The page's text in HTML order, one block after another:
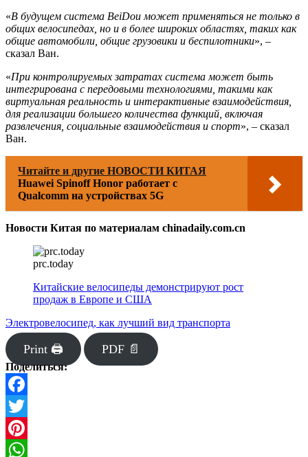
«В будущем система BeiDou может применяться не только в
общих велосипедах, но и в более широких областях, таких как
общие автомобили, общие грузовики и беспилотники», –
сказал Ван.
«При контролируемых затратах система может быть
интегрирована с передовыми технологиями, такими как
виртуальная реальность и интерактивные взаимодействия,
для реализации большего количества функций, включая
развлечения, социальные взаимодействия и спорт», – сказал
Ван.
Читайте и другие НОВОСТИ КИТАЯ
Huawei Spinoff Honor работает с
Qualcomm на устройствах 5G
Новости Китая по материалам chinadaily.com.cn
prc.today
Китайские велосипеды демонстрируют рост
продаж в Европе и США
Электровелосипед, как лучший вид транспорта
Print 🖨 PDF 📄
Поделиться:
Facebook
Twitter
Pinterest